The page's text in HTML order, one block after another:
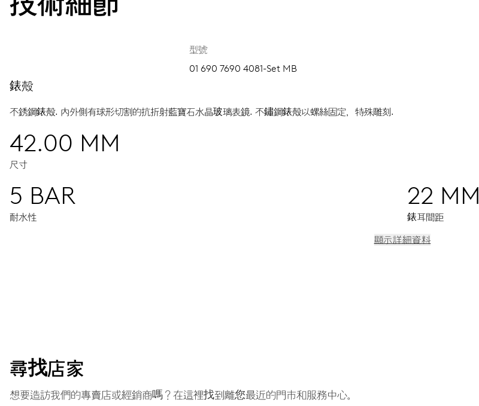
型號
01 690 7690 4081-Set MB
錶殼
不銹鋼錶殼. 內外側有球形切割的抗折射藍寶石水晶玻璃表鏡. 不鏽鋼錶殼以螺絲固定，特殊雕刻.
42.00 MM
尺寸
5 BAR
耐水性
22 MM
錶耳間距
38小時
動力儲備
顯示詳細資料
尋找店家
想要造訪我們的專賣店或經銷商嗎？在這裡找到離您最近的門市和服務中心。